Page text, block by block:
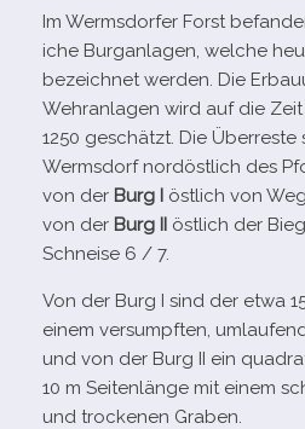
Im Wermsdorfer Forst
i­che Burganlagen, wel­che
bezeich­net wer­den. Die
Wehranlagen wird auf die
1250 geschätzt. Die
Wermsdorf nord­öst­lich des
von der Burg I öst­lich von
von der Burg II öst­lich der
Schneise 6 /​ 7.
Von der Burg I sind der etwa
einem ver­sumpf­ten,
und von der Burg II ein
10 m Seitenlänge mit einem
und tro­cke­nen Graben.